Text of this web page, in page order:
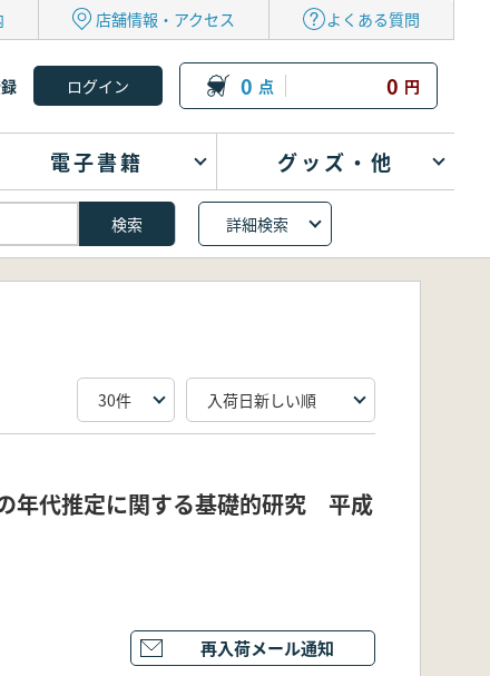
店舗情報・アクセス よくある質問
0 点 0 円
電子書籍 グッズ・他
詳細検索
年代推定に関する基礎的研究 平成
再入荷メール通知